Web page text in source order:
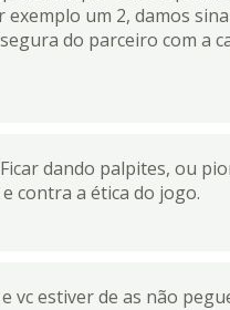
um 2, damos
do parceiro com a
dando palpites, ou
contra a ética do jogo.
vc estiver de as não